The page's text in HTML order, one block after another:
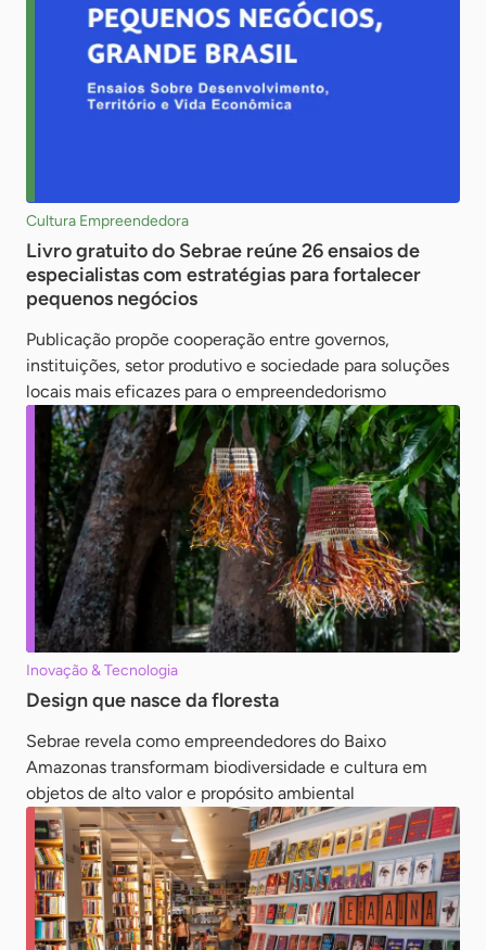
Cultura Empreendedora
Livro gratuito do Sebrae reúne 26 ensaios de
especialistas com estratégias para fortalecer
pequenos negócios
Publicação propõe cooperação entre governos,
instituições, setor produtivo e sociedade para soluções
locais mais eficazes para o empreendedorismo
Inovação & Tecnologia
Design que nasce da floresta
Sebrae revela como empreendedores do Baixo
Amazonas transformam biodiversidade e cultura em
objetos de alto valor e propósito ambiental